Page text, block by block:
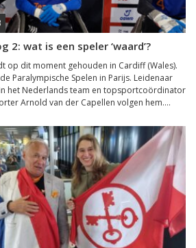
2: wat is een speler ‘waard’?
op dit moment gehouden in Cardiff (Wales).
Paralympische Spelen in Parijs. Leidenaar
het Nederlands team en topsportcoördinator
Arnold van der Capellen volgen hem....